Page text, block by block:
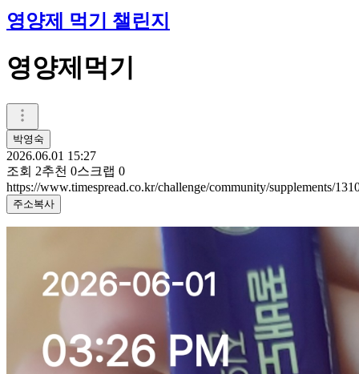
영양제 먹기 챌린지
영양제먹기
박영숙
2026.06.01 15:27
조회 2추천 0스크랩 0
https://www.timespread.co.kr/challenge/community/supplements/
주소복사